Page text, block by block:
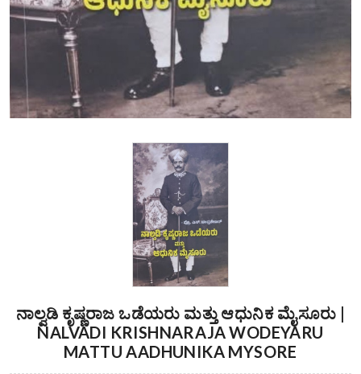
ನಾಲ್ವಡಿ ಕೃಷ್ಣರಾಜ ಒಡೆಯರು ಮತ್ತು ಆಧುನಿಕ ಮೈಸೂರು |
NALVADI KRISHNARAJA WODEYARU
MATTU AADHUNIKA MYSORE